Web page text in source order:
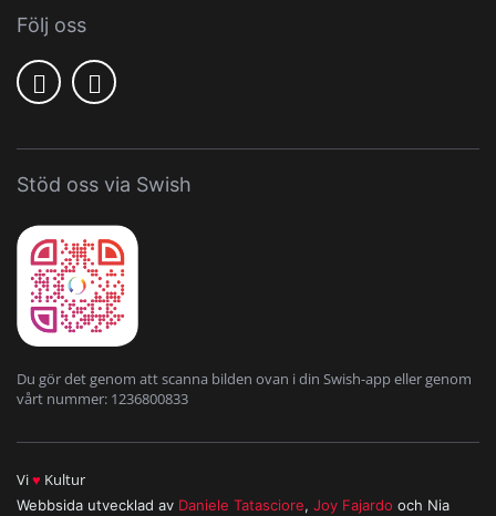
Följ oss
Stöd oss via Swish
Du gör det genom att scanna bilden ovan i din Swish-app eller genom
vårt nummer: 1236800833
Vi♥ Kultur
Webbsida utvecklad av Daniele Tatasciore, Joy Fajardo och Nia